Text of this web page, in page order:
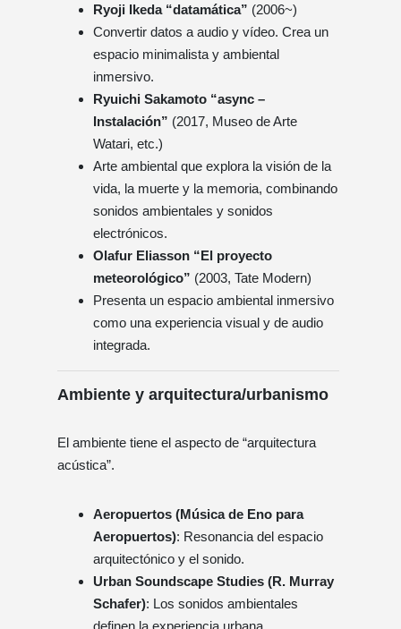
Ryoji Ikeda “datamática” (2006~)
Convertir datos a audio y vídeo. Crea un
espacio minimalista y ambiental
inmersivo.
Ryuichi Sakamoto “async –
Instalación” (2017, Museo de Arte
Watari, etc.)
Arte ambiental que explora la visión de la
vida, la muerte y la memoria, combinando
sonidos ambientales y sonidos
electrónicos.
Olafur Eliasson “El proyecto
meteorológico” (2003, Tate Modern)
Presenta un espacio ambiental inmersivo
como una experiencia visual y de audio
integrada.
Ambiente y arquitectura/urbanismo
El ambiente tiene el aspecto de “arquitectura
acústica”.
Aeropuertos (Música de Eno para
Aeropuertos): Resonancia del espacio
arquitectónico y el sonido.
Urban Soundscape Studies (R. Murray
Schafer): Los sonidos ambientales
definen la experiencia urbana.